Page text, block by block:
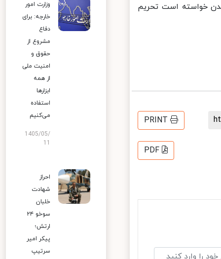
خواسته است تحریم
PRINT
PDF
وزارت امور
خارجه: برای
دفاع
مشروع از
حقوق و
امنیت ملی
از همه
ابزارها
استفاده
می‌کنیم
1405/05/
احراز
شهادت
خلبان
سوخو ۲۴
ارتش؛
پیکر امیر
سرتیپ